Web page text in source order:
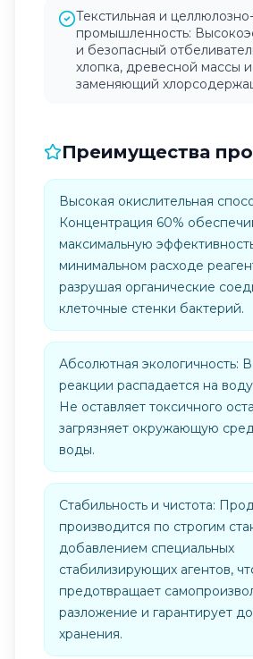
Текстильная и
промышленность:
и безопасный
хлопка, древесной массы
заменяющий
Преимущества
Высокая окислительная
Концентрация 60%
максимальную
минимальном расходе
разрушая органические
клеточные стенки бактерий.
Абсолютная экологичность:
реакции распадается на
Не оставляет токсичного
загрязняет окружающую
воды.
Стабильность и чистота:
производится по строгим
добавлением специальных
стабилизирующих агентов,
предотвращает
разложение и гарантирует
хранения.